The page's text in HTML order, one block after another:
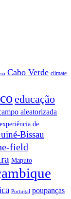
Cabo Verde climate
educação
aleatorizada
experiência de
Bissau
field
Maputo
Portugal poupanças